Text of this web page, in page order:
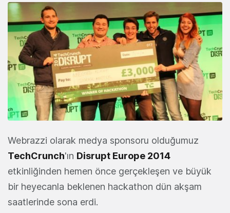
Webrazzi olarak medya sponsoru olduğumuz
TechCrunch'ın Disrupt Europe 2014
etkinliğinden hemen önce gerçekleşen ve büyük
bir heyecanla beklenen hackathon dün akşam
saatlerinde sona erdi.